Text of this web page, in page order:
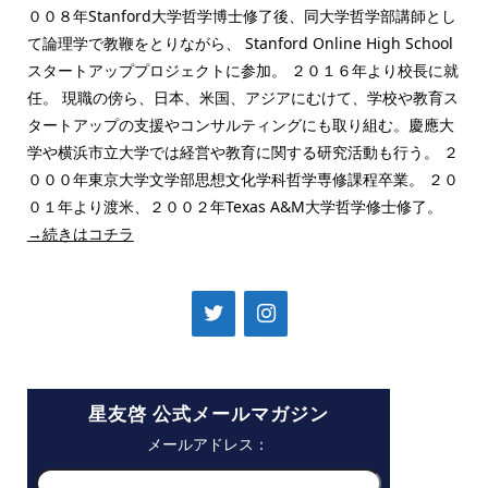
００８年Stanford大学哲学博士修了後、同大学哲学部講師とし
て論理学で教鞭をとりながら、 Stanford Online High School
スタートアッププロジェクトに参加。 ２０１６年より校長に就
任。 現職の傍ら、日本、米国、アジアにむけて、学校や教育ス
タートアップの支援やコンサルティングにも取り組む。慶應大
学や横浜市立大学では経営や教育に関する研究活動も行う。 ２
０００年東京大学文学部思想文化学科哲学専修課程卒業。 ２０
０１年より渡米、２００２年Texas A&M大学哲学修士修了。
→続きはコチラ
星友啓 公式メールマガジン
メールアドレス：